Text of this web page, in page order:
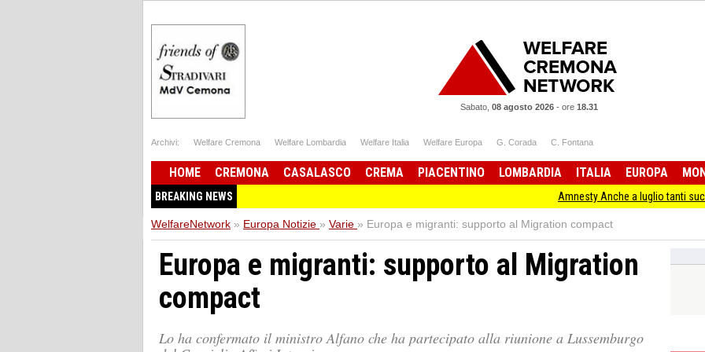
Sabato, 08 agosto 2026- ore 18.31
Archivi: Welfare Cremona Welfare Lombardia Welfare Italia Welfare Europa G. Corada C. Fontana
HOME CREMONA CASALASCO CREMA PIACENTINO LOMBARDIA ITALIA EUROPA
BREAKING NEWS Amnesty Anche a luglio tanti successi ed
WelfareNetwork » Europa Notizie » Varie » Europa e migranti: supporto al Migration compact
Europa e migranti: supporto al Migration
compact
Lo ha confermato il ministro Alfano che ha partecipato alla riunione a Lussemburgo